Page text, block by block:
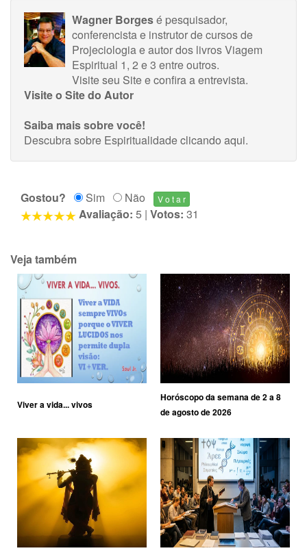
Wagner Borgesé pesquisador,
conferencista e instrutor de cursos de
Projeciologia e autor dos livros Viagem
Espiritual 1, 2 e 3 entre outros.
Visite seu Siteeconfira a entrevista.
Visite o Site do Autor
Saiba mais sobre você!
Descubra sobre Espiritualidadeclicando aqui.
Gostou? Sim
Não
Avaliação: 5 | Votos: 31
Veja também
Viver a vida... vivos
Horóscopo da semana de 2 a 8
de agosto de 2026